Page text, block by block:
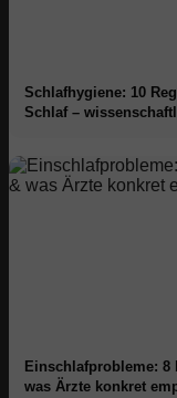
Schlafhygiene: 10
Schlaf –
Einschlafprobleme: 8
was Ärzte konkret